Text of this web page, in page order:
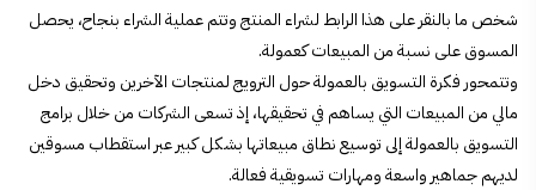
شخص ما بالنقر على هذا الرابط لشراء المنتج وتتم عملية الشراء بنجاح، يحصل
المسوق على نسبة من المبيعات كعمولة.
وتتمحور فكرة التسويق بالعمولة حول الترويج لمنتجات الآخرين وتحقيق دخل
مالي من المبيعات التي يساهم في تحقيقها، إذ تسعى الشركات من خلال برامج
التسويق بالعمولة إلى توسيع نطاق مبيعاتها بشكل كبير عبر استقطاب مسوقين
لديهم جماهير واسعة ومهارات تسويقية فعالة.